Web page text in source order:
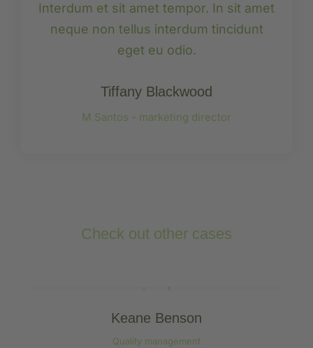
Interdum et sit amet tempor. In sit amet
neque non tellus interdum tincidunt
eget eu odio.
Tiffany Blackwood
M Santos - marketing director
Check out other cases
Keane Benson
Quality management